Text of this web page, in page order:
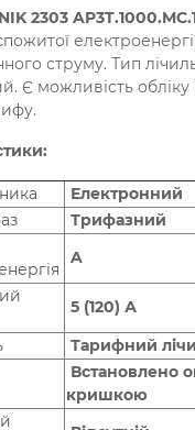
2303
струму. Тип
Є можливість обліку
Електронний
Трифазний
A
5 (120) А
Тарифний
Встановлено
кришкою